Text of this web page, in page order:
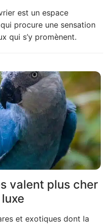
est un espace
procure une sensation
qui s’y promènent.
valent plus cher
et exotiques dont la